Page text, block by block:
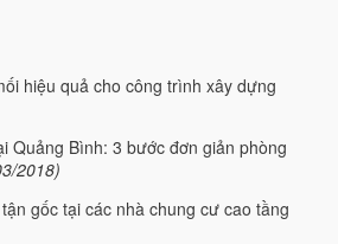
hiệu quả cho công trình xây dựng
Quảng Bình: 3 bước đơn giản phòng
2018)
gốc tại các nhà chung cư cao tầng